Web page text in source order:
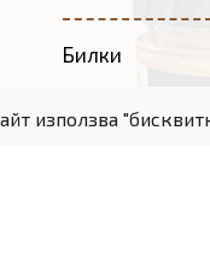
Билки
Тахани
използва